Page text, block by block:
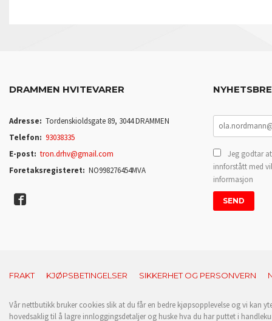
DRAMMEN HVITEVARER
Adresse: Tordenskioldsgate 89, 3044 DRAMMEN
Telefon: 93038335
E-post: tron.drhv@gmail.com
Foretaksregisteret: NO998276454MVA
Jeg godtar
innforstått med
informasjon
FRAKT KJØPSBETINGELSER SIKKERHET OG PERSONVERN
Vår nettbutikk bruker cookies slik at du får en bedre kjøpsopplevelse og vi kan
hovedsaklig til å lagre innloggingsdetaljer og huske hva du har puttet i